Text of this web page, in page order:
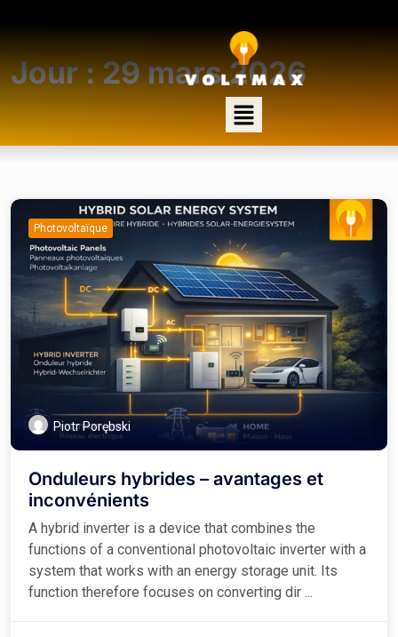
Jour :29 mars 2026
Photovoltaïque
Piotr Porębski
Onduleurs hybrides – avantages et
inconvénients
A hybrid inverter is a device that combines the
functions of a conventional photovoltaic inverter with a
system that works with an energy storage unit. Its
function therefore focuses on converting dir ...